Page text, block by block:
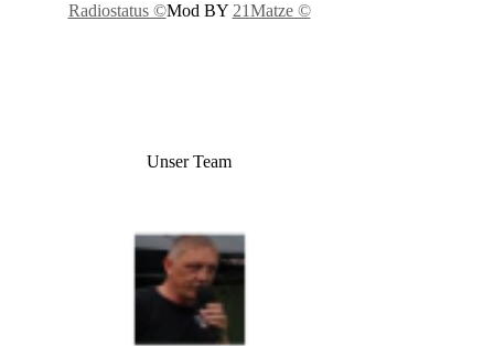
Radiostatus ©Mod BY 21Matze ©
Unser Team